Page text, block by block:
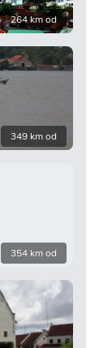
264 km od
349 km od
354 km od